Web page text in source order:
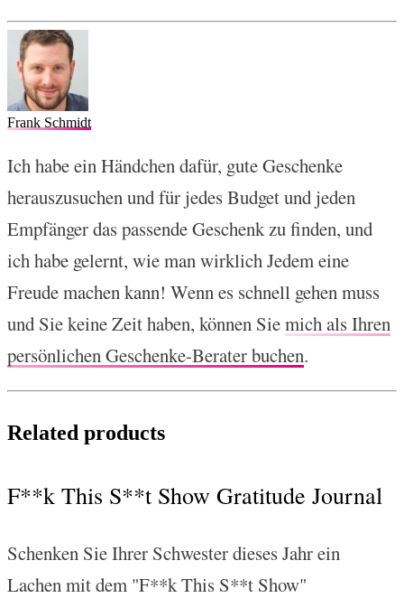
Frank Schmidt
Ich habe ein Händchen dafür, gute Geschenke
herauszusuchen und für jedes Budget und jeden
Empfänger das passende Geschenk zu finden, und
ich habe gelernt, wie man wirklich Jedem eine
Freude machen kann! Wenn es schnell gehen muss
und Sie keine Zeit haben, können Siemich als Ihren
persönlichen Geschenke-Berater buchen.
Related products
F**k This S**t Show Gratitude Journal
Schenken Sie Ihrer Schwester dieses Jahr ein
Lachen mit dem "F**k This S**t Show"